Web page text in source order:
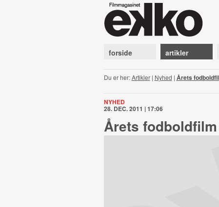
forside artikler
Du er her:Artikler| Nyhed | Årets
NYHED
28. DEC. 2011 | 17:06
Årets